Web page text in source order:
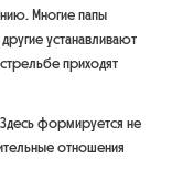
Многие папы
устанавливают
приходят
формируется не
отношения